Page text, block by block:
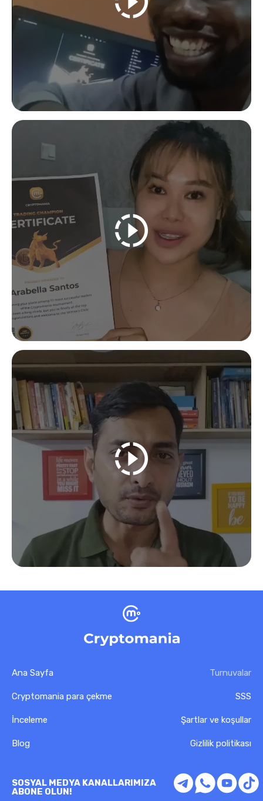
Ana Sayfa Turnuvalar
Cryptomania para çekme SSS
İnceleme Şartlar ve koşullar
Blog Gizlilik politikası
SOSYAL MEDYA KANALLARIMIZA
ABONE OLUN!